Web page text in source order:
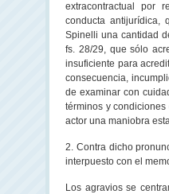
extracontractual por
conducta antijurídica,
Spinelli una cantidad
fs. 28/29, que sólo
insuficiente para
consecuencia,
de examinar con
términos y
actor una maniobra
2. Contra dicho
interpuesto con el
Los agravios se